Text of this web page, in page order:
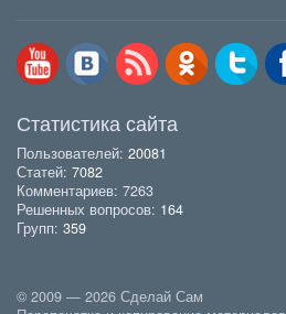
Статистика сайта
Пользователей: 20081
Статей: 7082
Комментариев: 7263
Решенных вопросов: 164
Групп: 359
© 2009 — 2026 Сделай Сам